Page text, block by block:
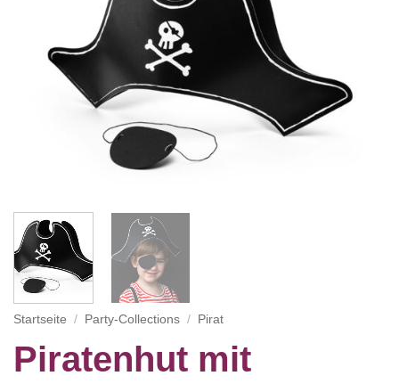
Startseite / Party-Collections / Pirat
Piratenhut mit